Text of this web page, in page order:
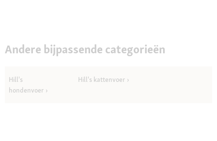
Andere bijpassende categorieën
Hill's
hondenvoer
Hill's kattenvoer